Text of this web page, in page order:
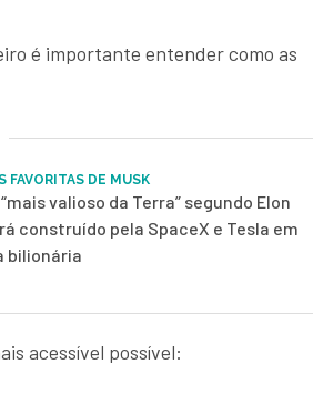
é importante entender como as
FAVORITAS DE MUSK
valioso da Terra” segundo Elon
construído pela SpaceX e Tesla em
bilionária
acessível possível: